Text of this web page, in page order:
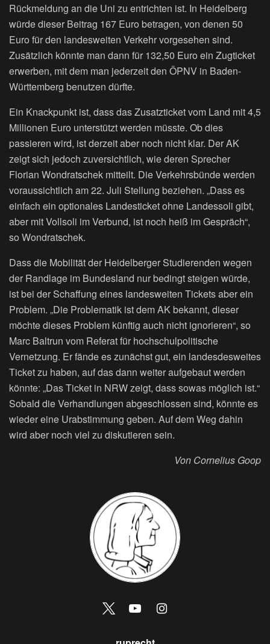
Rückmeldung an die Uni zu entrichten ist. In Heidelberg
würde dieser Beitrag 167 Euro betragen, von denen 50
Euro für den landesweiten Verkehr vorgesehen sind.
Zusätzlich könnte man dann für 132,50 Euro ein Zugticket
erwerben, mit dem man jederzeit den ÖPNV in Baden-
Württemberg benutzen dürfte.
Ein Knackpunkt ist, dass das Zusatzticket vom Land mit 4,5
Millionen Euro unterstützt werden müsste. Ob dies
passieren wird, ist derzeit aber noch nicht klar. Der AK
zeigt sich jedoch zuversichtlich, wie deren Sprecher
Florian Wondratschek mitteilt. Die Verkehrsbünde werden
voraussichtlich am 22. Juli Stellung beziehen. „Dass es
einfach ein optionales Landesticket ohne Landessoli gibt,
aber mit Vollsoli im Verbund, ist noch heiß im Gespräch“,
so Wondratschek.
Dass die Mobilität der Heidelberger Studierenden wegen
der Randlage im Bundesland nur bedingt steigen würde,
ist bei der Schaffung eines landesweiten Tickets aber ein
Problem. „Die Problematik ist dem AK bekannt, dieser
möchte dieses Problem künftig auch nicht ignorieren“, so
Marc Baltrun vom Referat für hochschulpolitische
Vernetzung. Er fände es zunächst gut, ein landesdesweites
Ticket zu haben, auf das dann weiter aufgebaut werden
könnte: „Das Ticket in NRW zeigt, dass sowas möglich ist.“
Sobald die Verhandlungen abgeschlossen sind, könnte es
wieder eine Urabstimmung geben. Auf dem Weg dahin
wird aber noch viel zu diskutieren sein.
Von Cornelius Goop